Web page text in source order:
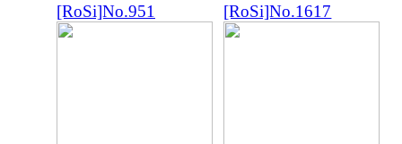
[RoSi]No.951 [RoSi]No.1617